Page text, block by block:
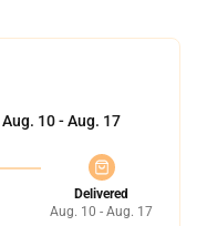
Aug. 10 - Aug. 17
Delivered
Aug. 10 - Aug. 17